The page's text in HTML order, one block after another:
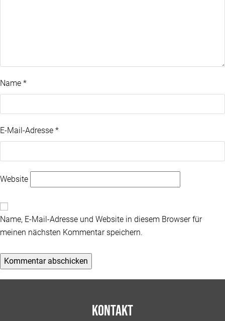
Name *
E-Mail-Adresse *
Website
Name, E-Mail-Adresse und Website in diesem Browser für
meinen nächsten Kommentar speichern.
Kontakt